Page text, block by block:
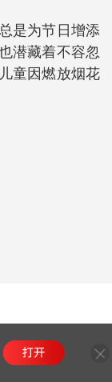
是为节日增添
潜藏着不容忽
童因燃放烟花